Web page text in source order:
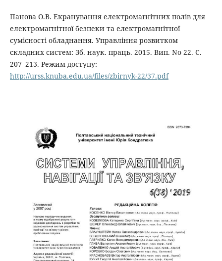
Панова О.В. Екранування електромагнітних полів для
електромагнітної безпеки та електромагнітної
сумісності обладнання. Управління розвитком
складних систем: Зб. наук. праць. 2015. Вип. No 22. С.
207–213. Режим доступу:
http://urss.knuba.edu.ua/files/zbirnyk-22/37.pdf